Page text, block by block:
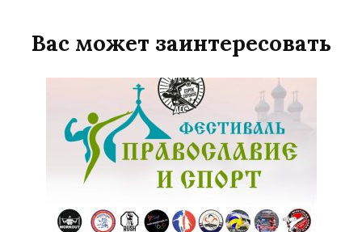
Вас может заинтересовать